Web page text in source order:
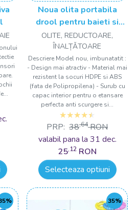
Noua olita portabila
drool pentru baieti si
fetite Drool
OLITE, REDUCTOARE,
ÎNALȚǍTOARE
Descriere Model nou, imbunatatit :
- Design mai atractiv - Material mai
rezistent la socuri HDPE si ABS
(fata de Polipropilena) - Surub cu
capac interior pentru o etansare
perfecta anti scurgere si...
PRP: 38,64 RON
valabil pana la 31 dec.
25,12 RON
Selecteaza optiuni
35%